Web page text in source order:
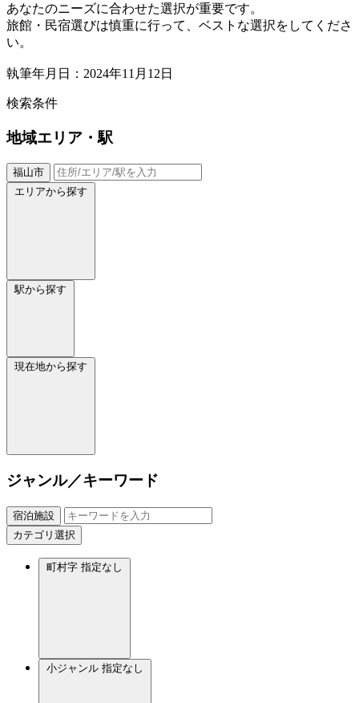
あなたのニーズに合わせた選択が重要です。
旅館・民宿選びは慎重に行って、ベストな選択をしてくださ
い。
執筆年月日：2024年11月12日
検索条件
地域エリア・駅
福山市
エリアから探す
駅から探す
現在地から探す
ジャンル／キーワード
宿泊施設
カテゴリ選択
町村字 指定なし
小ジャンル 指定なし